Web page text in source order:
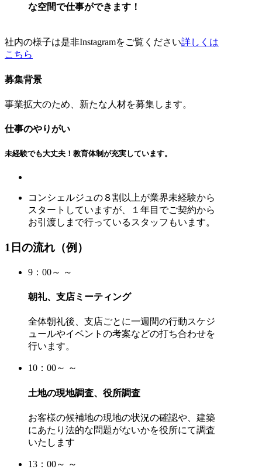
な空間で仕事ができます！
社内の様子は是非Instagramをご覧ください詳しくは
こちら
募集背景
事業拡大のため、新たな人材を募集します。
仕事のやりがい
未経験でも大丈夫！教育体制が充実しています。
コンシェルジュの８割以上が業界未経験から
スタートしていますが、１年目でご契約から
お引渡しまで行っているスタッフもいます。
1日の流れ（例）
9：00～ ～
朝礼、支店ミーティング
全体朝礼後、支店ごとに一週間の行動スケジ
ュールやイベントの考案などの打ち合わせを
行います。
10：00～ ～
土地の現地調査、役所調査
お客様の候補地の現地の状況の確認や、建築
にあたり法的な問題がないかを役所にて調査
いたします
13：00～ ～